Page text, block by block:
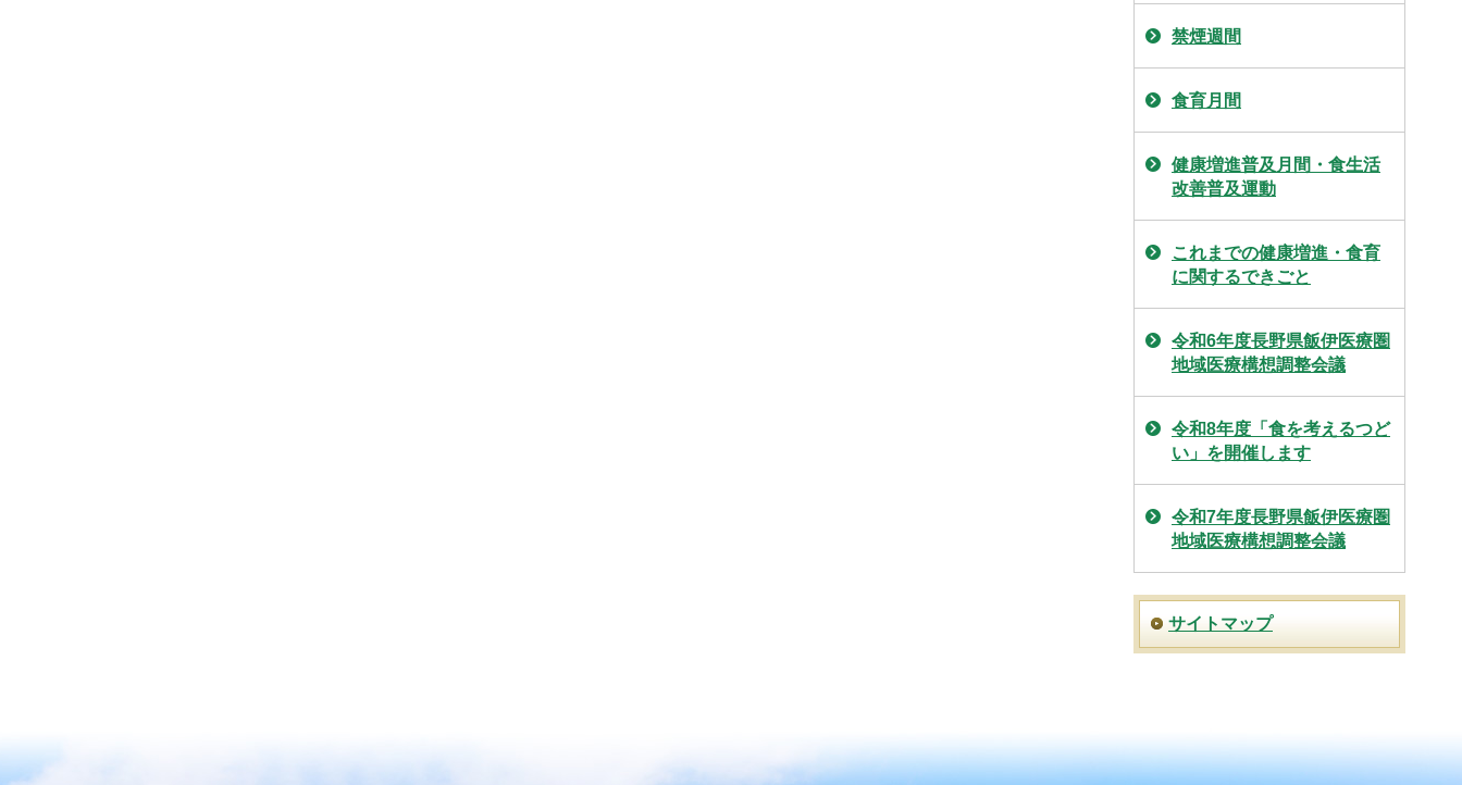
禁煙週間
食育月間
健康増進普及月間・食生活
改善普及運動
これまでの健康増進・食育
に関するできごと
令和6年度長野県飯伊医療圏
地域医療構想調整会議
令和8年度「食を考えるつど
い」を開催します
令和7年度長野県飯伊医療圏
地域医療構想調整会議
サイトマップ